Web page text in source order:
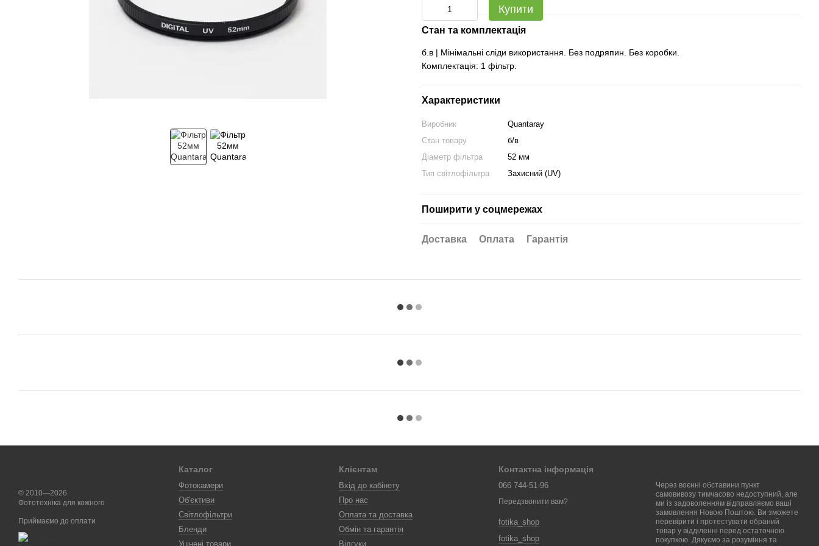
Купити
Стан та комплектація
б.в | Мінімальні сліди використання. Без подряпин. Без коробки.
Комплектація: 1 фільтр.
Характеристики
Виробник
Quantaray
Стан товару
б/в
Діаметр фільтра
52 мм
Тип світлофільтра
Захисний (UV)
Поширити у соцмережах
Доставка Оплата Гарантія
© 2010—2026
Фототехніка для кожного
Приймаємо до оплати
Каталог
Фотокамери
Об'єктиви
Світлофільтри
Бленди
Уцінені товари
Клієнтам
Вхід до кабінету
Про нас
Оплата та доставка
Обмін та гарантія
Відгуки
Контактна інформація
066 744-51-96
Передзвонити вам?
fotika_shop
fotika_shop
Через воєнні обставини пункт
самовивозу тимчасово недоступний, але
ми із задоволенням відправляємо ваші
замовлення Новою Поштою. Ви зможете
перевірити і протестувати обраний
товар у відділенні перед остаточною
покупкою. Дякуємо за розуміння та